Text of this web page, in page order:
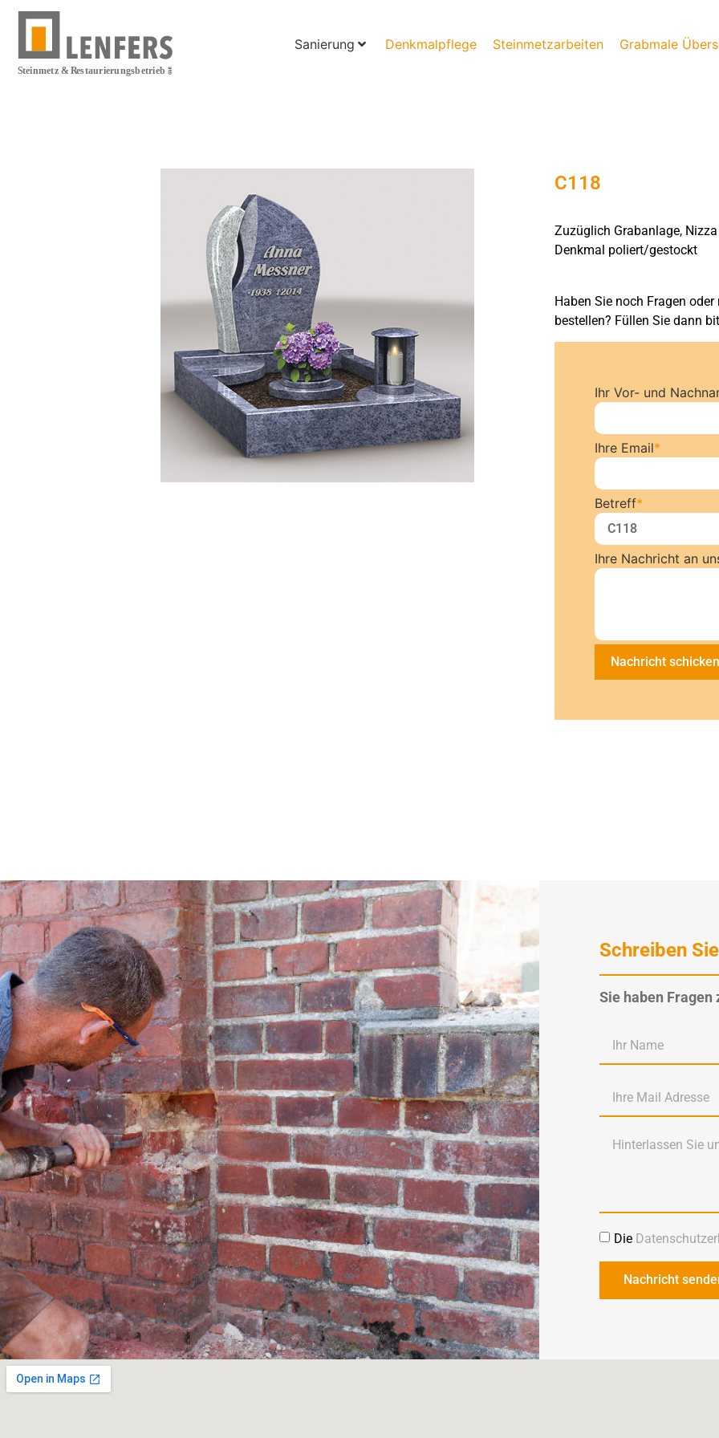
Sanierung Denkmalpflege Steinmetzarbeiten Grabmale
C118
Zuzüglich Grabanlage,
Denkmal poliert/gestockt
Haben Sie noch Fragen
bestellen? Füllen Sie dann
Ihr Vor- und
Ihre Email*
Betreff*
Ihre Nachricht an
Nachricht schicken
Schreiben
Sie haben Fragen
Die
Nachricht